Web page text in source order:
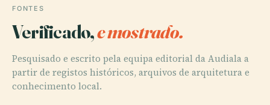
FONTES
Verificado,e mostrado.
Pesquisado e escrito pela equipa editorial da Audiala a
partir de registos históricos, arquivos de arquitetura e
conhecimento local.